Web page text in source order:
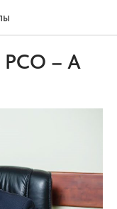
РСО – А